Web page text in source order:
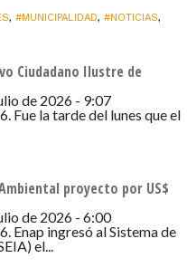
añadió que «estas son
Rómulo Correa, Av.
ciudad».
de la Subsecretaría de
bastante
de mejora energética y
sensación de
región donde oscurece
año».
, #MUNICIPALIDAD, #NOTICIAS,
Ciudadano Ilustre de
de 2026 - 9:07
Fue la tarde del lunes que el
proyecto por US$
de 2026 - 6:00
Enap ingresó al Sistema de
el...